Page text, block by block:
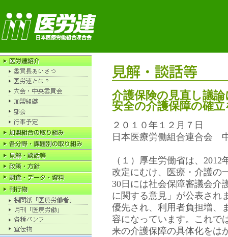
介護保険の見直し議
安全の介護保障の確
２０１０年１２月７日
日本医療労働組合連合会
（１）厚生労働省は、
改定にむけ、医療・介護の
30日には社会保障審議会介
に関する意見」が公表され
優先され、利用者負担増、
容になっています。これで
来の介護保障の具体化をは